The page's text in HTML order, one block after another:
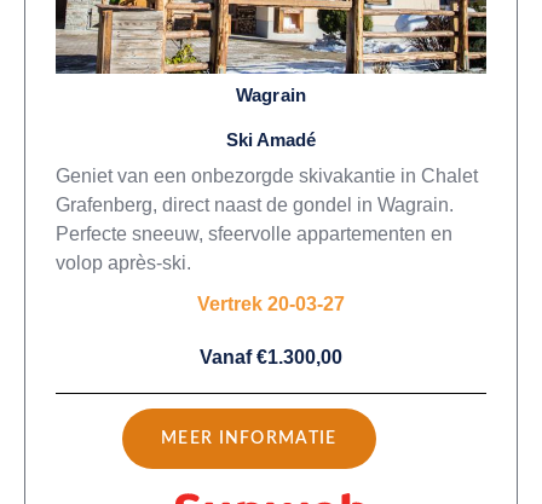
Wagrain
Ski Amadé
Geniet van een onbezorgde skivakantie in Chalet
Grafenberg, direct naast de gondel in Wagrain.
Perfecte sneeuw, sfeervolle appartementen en
volop après-ski.
Vertrek 20-03-27
Vanaf €1.300,00
MEER INFORMATIE